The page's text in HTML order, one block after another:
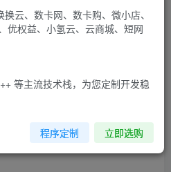
会同步展开问题
提升用户使用体验
款时间和渠道方参数
云、数卡网、数卡购、微小店、
优权益、小氢云、云商城、短网
等主流技术栈，为您定制开发稳
程序定制 立即选购